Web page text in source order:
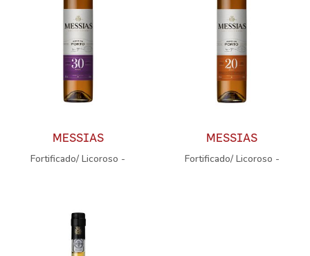
MESSIAS
Fortificado/ Licoroso -
MESSIAS
Fortificado/ Licoroso -